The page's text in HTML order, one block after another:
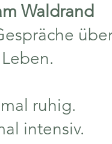
Waldrand
ruhig.
intensiv.